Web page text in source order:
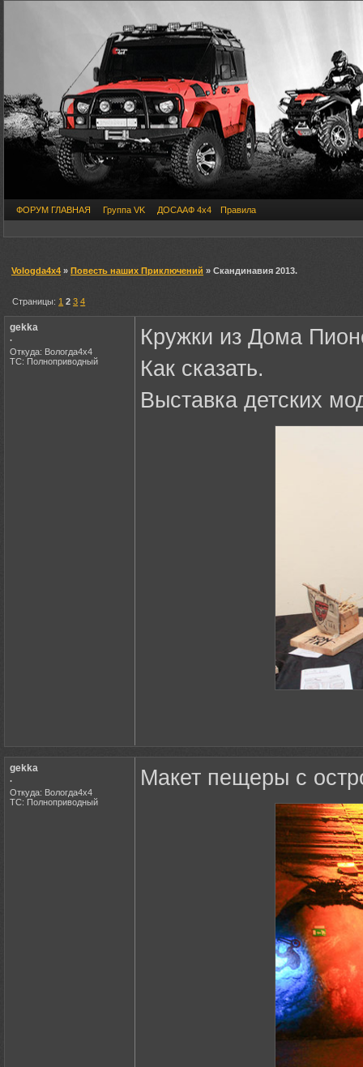
ФОРУМ ГЛАВНАЯ Группа VK ДОСААФ 4х4 Правила
Vologda4x4 » Повесть наших Приключений » Скандинавия 2013.
Страницы: 1 2 3 4
gekka
.
Откуда: Вологда4х4
ТС: Полноприводный
Кружки из Дома
Как сказать.
Выставка детских
gekka
.
Откуда: Вологда4х4
ТС: Полноприводный
Макет пещеры с